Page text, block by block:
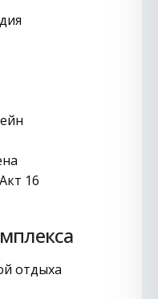
16
отдыха